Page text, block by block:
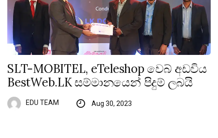
SLT-MOBITEL, eTeleshop වෙබ් අඩවිය
BestWeb.LK සම්මානයෙන් පිදුම් ලබයි
EDU TEAM Aug 30, 2023